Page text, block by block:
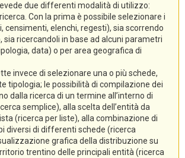
due differenti modalità di utilizzo:
Con la prima è possibile selezionare i
censimenti, elenchi, regesti), sia scorrendo
sia ricercandoli in base ad alcuni parametri
data) o per area geografica di
invece di selezionare una o più schede,
tipologia; le possibilità di compilazione dei
dalla ricerca di un termine all’interno di
semplice), alla scelta dell’entità da
(ricerca per liste), alla combinazione di
diversi di differenti schede (ricerca
grafica della distribuzione su
trentino delle principali entità (ricerca